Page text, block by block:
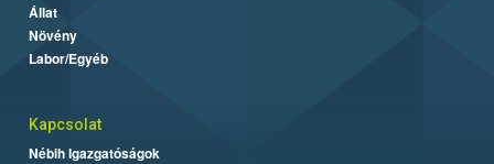
Állat
Növény
Labor/Egyéb
Kapcsolat
Nébih Igazgatóságok